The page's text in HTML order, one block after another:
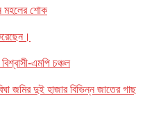
মহলের শোক
এমপি চঞ্চল
জমির দুই হাজার বিভিন্ন জাতের গাছ